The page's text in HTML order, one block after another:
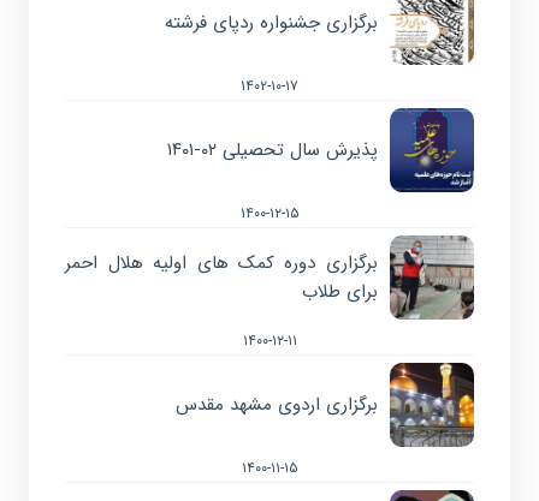
برگزاری جشنواره ردپای فرشته
۱۴۰۲-۱۰-۱۷
پذیرش سال تحصیلی ۰۲-۱۴۰۱
۱۴۰۰-۱۲-۱۵
برگزاری دوره کمک های اولیه هلال احمر
برای طلاب
۱۴۰۰-۱۲-۱۱
برگزاری اردوی مشهد مقدس
۱۴۰۰-۱۱-۱۵